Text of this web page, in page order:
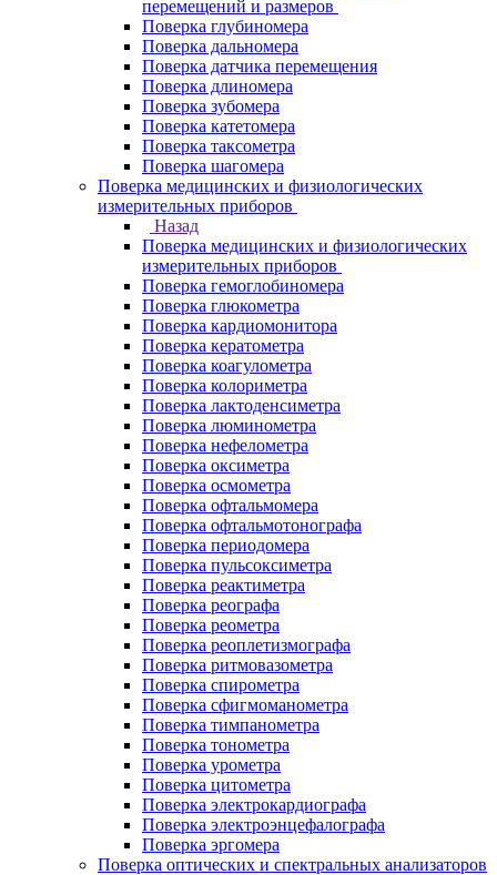
перемещений и размеров
Поверка глубиномера
Поверка дальномера
Поверка датчика перемещения
Поверка длиномера
Поверка зубомера
Поверка катетомера
Поверка таксометра
Поверка шагомера
Поверка медицинских и физиологических
измерительных приборов
Назад
Поверка медицинских и физиологических
измерительных приборов
Поверка гемоглобиномера
Поверка глюкометра
Поверка кардиомонитора
Поверка кератометра
Поверка коагулометра
Поверка колориметра
Поверка лактоденсиметра
Поверка люминометра
Поверка нефелометра
Поверка оксиметра
Поверка осмометра
Поверка офтальмомера
Поверка офтальмотонографа
Поверка периодомера
Поверка пульсоксиметра
Поверка реактиметра
Поверка реографа
Поверка реометра
Поверка реоплетизмографа
Поверка ритмовазометра
Поверка спирометра
Поверка сфигмоманометра
Поверка тимпанометра
Поверка тонометра
Поверка урометра
Поверка цитометра
Поверка электрокардиографа
Поверка электроэнцефалографа
Поверка эргомера
Поверка оптических и спектральных анализаторов